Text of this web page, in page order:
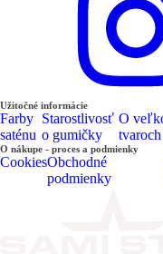
Užitočné informácie
Farby
saténu
Starostlivosť
o gumičky
O
O nákupe - proces a podmienky
CookiesObchodné
podmienky